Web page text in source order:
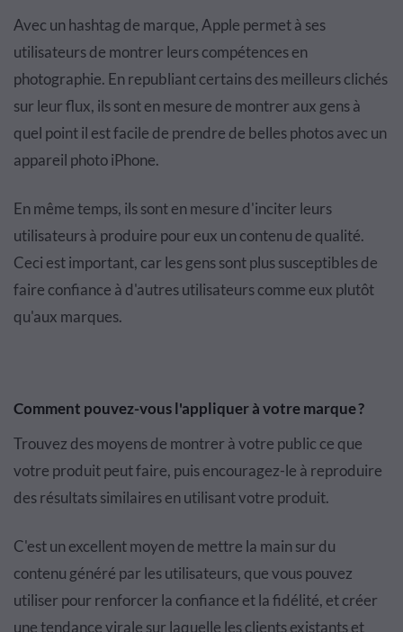
Avec un hashtag de marque, Apple permet à ses
utilisateurs de montrer leurs compétences en
photographie. En republiant certains des meilleurs clichés
sur leur flux, ils sont en mesure de montrer aux gens à
quel point il est facile de prendre de belles photos avec un
appareil photo iPhone.
En même temps, ils sont en mesure d'inciter leurs
utilisateurs à produire pour eux un contenu de qualité.
Ceci est important, car les gens sont plus susceptibles de
faire confiance à d'autres utilisateurs comme eux plutôt
qu'aux marques.
Comment pouvez-vous l'appliquer à votre marque ?
Trouvez des moyens de montrer à votre public ce que
votre produit peut faire, puis encouragez-le à reproduire
des résultats similaires en utilisant votre produit.
C'est un excellent moyen de mettre la main sur du
contenu généré par les utilisateurs, que vous pouvez
utiliser pour renforcer la confiance et la fidélité, et créer
une tendance virale sur laquelle les clients existants et